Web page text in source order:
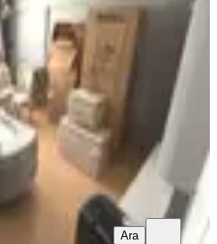
· 1. Kat· 06.08.2026
Ara